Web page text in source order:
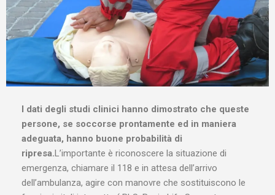
I dati degli studi clinici hanno dimostrato che queste
persone, se soccorse prontamente ed in maniera
adeguata, hanno buone probabilità di
ripresa.L’importante è riconoscere la situazione di
emergenza, chiamare il 118 e in attesa dell’arrivo
dell’ambulanza, agire con manovre che sostituiscono le